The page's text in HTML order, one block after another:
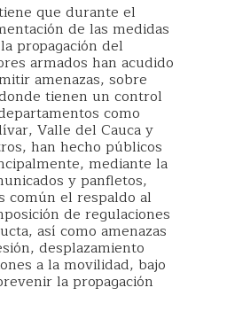
que durante el
de las medidas
propagación del
armados han acudido
amenazas, sobre
tienen un control
como
Valle del Cauca y
han hecho públicos
mediante la
y panfletos,
común el respaldo al
de regulaciones
así como amenazas
desplazamiento
a la movilidad, bajo
la propagación